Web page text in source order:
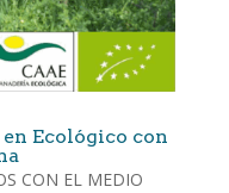
Ecológico con
CON EL MEDIO